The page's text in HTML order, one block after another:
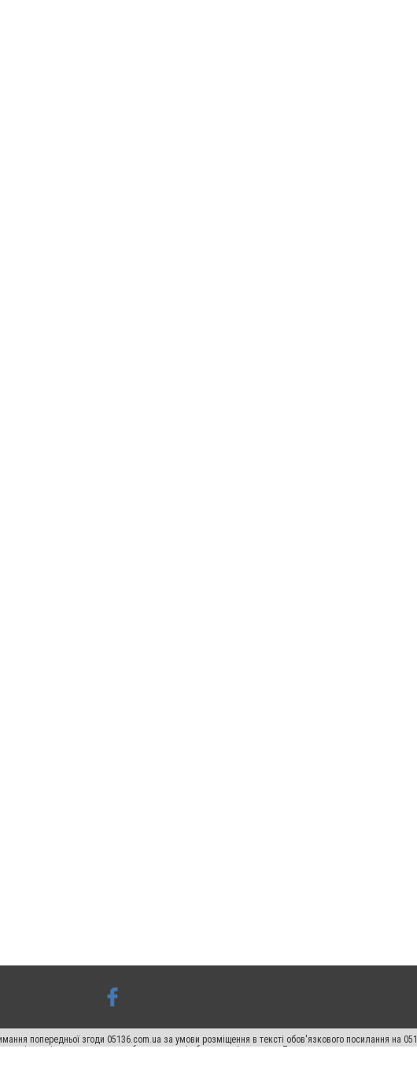
попередньої згоди 05136.com.ua за умови розміщення в тексті обов'язкового посилання на
статті не нижче другого абзацу в тексті або в якості джерела. Порушення виняткових прав